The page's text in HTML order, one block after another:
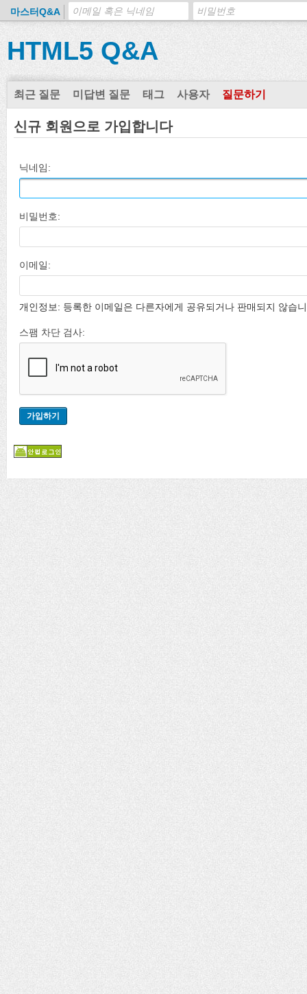
마스터Q&A
HTML5 Q&A
최근 질문 미답변 질문 태그 사용자 질문하기
신규 회원으로 가입합니다
닉네임:
비밀번호:
이메일:
개인정보: 등록한 이메일은 다른자에게 공유되거나 판매되지 않습
스팸 차단 검사: